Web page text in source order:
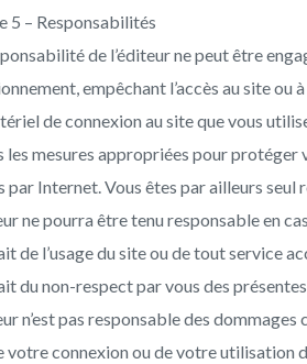
5 – Responsabilités
de l’éditeur ne peut être
empêchant l’accès au site ou
de connexion au site que vous
les mesures appropriées pour protéger
par Internet. Vous êtes par ailleurs seul
ne pourra être tenu responsable en
de l’usage du site ou de tout service
du non-respect par vous des
n’est pas responsable des
votre connexion ou de votre utilisation